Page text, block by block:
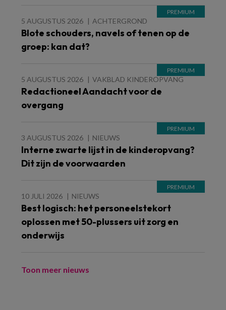
5 AUGUSTUS 2026 ACHTERGROND
Blote schouders, navels of tenen op de
groep: kan dat?
5 AUGUSTUS 2026 VAKBLAD KINDEROPVANG
Redactioneel Aandacht voor de
overgang
3 AUGUSTUS 2026 NIEUWS
Interne zwarte lijst in de kinderopvang?
Dit zijn de voorwaarden
10 JULI 2026 NIEUWS
Best logisch: het personeelstekort
oplossen met 50-plussers uit zorg en
onderwijs
Toon meer nieuws